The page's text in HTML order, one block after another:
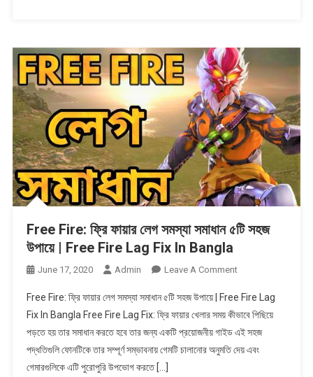
After
Factory
Reset?
Free Fire: ফ্রি ফায়ার লেগ সমস্যা সমাধান ৫টি সহজ
উপায়ে | Free Fire Lag Fix In Bangla
June 17, 2020 Admin Leave A CommentOn
Fire:
ফ্রি
ফায়ার
লেগ
Free Fire: ফ্রি ফায়ার লেগ সমস্যা সমাধান ৫টি সহজ উপায়ে | Free Fire Lag
Fix In Bangla Free Fire Lag Fix: ফ্রি ফায়ার খেলার সময় কীভাবে পিছিয়ে
পড়তে হয় তার সমাধান করতে হবে তার জন্য একটি প্রয়োজনীয় গাইড এই সহজ
পদ্ধতিগুলি ফোনটিকে তার সম্পূর্ণ সম্ভাবনায় গেমটি চালানোর অনুমতি দেয় এবং
গেমারগুলিকে এটি পুরোপুরি উপভোগ করতে […]